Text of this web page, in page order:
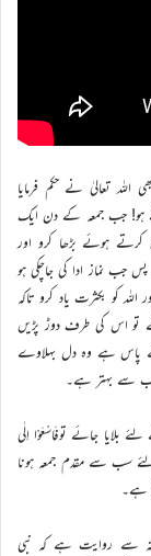
[(الجمعۃ:۱۲-۱۰)] ان میں بھی اللہ تعالیٰ نے حکم فرمایا
ہو! جب جمعہ کے دن ایک
ہوئے بڑھا کرو اور
جب نماز ادا کی جاچکی ہو
کو بکثرت یاد کرو تاکہ
تو اس کی طرف دوڑ پڑیں
کے پاس ہے وہ دل بہلاوے
سے بہتر ہے۔
بلایا جائے توفَاسْعَوْا اِلٰی
سب سے مقدم جمعہ ہونا
ہے۔
سے روایت ہے کہ نبی